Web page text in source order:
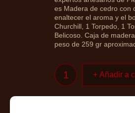
es Madera de cedro con
enaltecer el aroma y el
Churchill, 1 Torpedo, 1
Belicoso. Caja de
peso de 259 gr